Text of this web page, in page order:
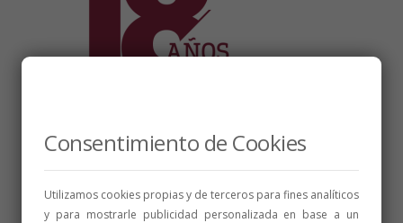
Consentimiento de Cookies
Utilizamos cookies propias y de terceros para fines analíticos
y para mostrarle publicidad personalizada en base a un